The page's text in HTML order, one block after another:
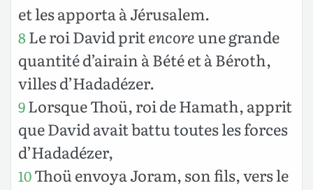
et les apporta à Jérusalem.
8Le roi David pritencoreune grande
quantité d’airain à Bété et à Béroth,
villes d’Hadadézer.
9Lorsque Thoü, roi de Hamath, apprit
que David avait battu toutes les forces
d’Hadadézer,
10Thoü envoya Joram, son fils, vers le